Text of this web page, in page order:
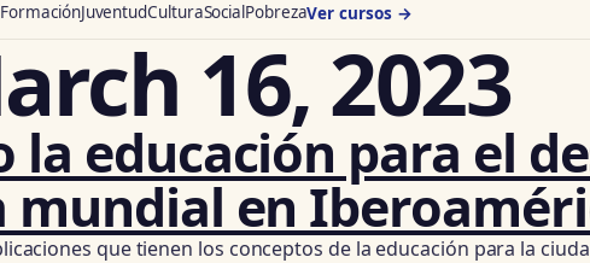
FormaciónJuventudCulturaSocialPobrezaVer cursos →
16, 2023
la educación para el
mundial en
que tienen los conceptos de la educación para la